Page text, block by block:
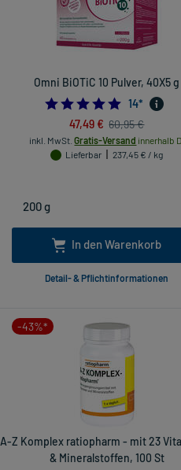
Omni BiOTiC 10 Pulver, 40X5 g
14*
47,49 € 60,95 €
inkl. MwSt. Gratis-Versand innerhalb D.
Lieferbar
237,45 € / kg
In den Warenkorb
Detail- & Pflichtinformationen
-43%*
A-Z Komplex ratiopharm - mit 23
& Mineralstoffen, 100 St